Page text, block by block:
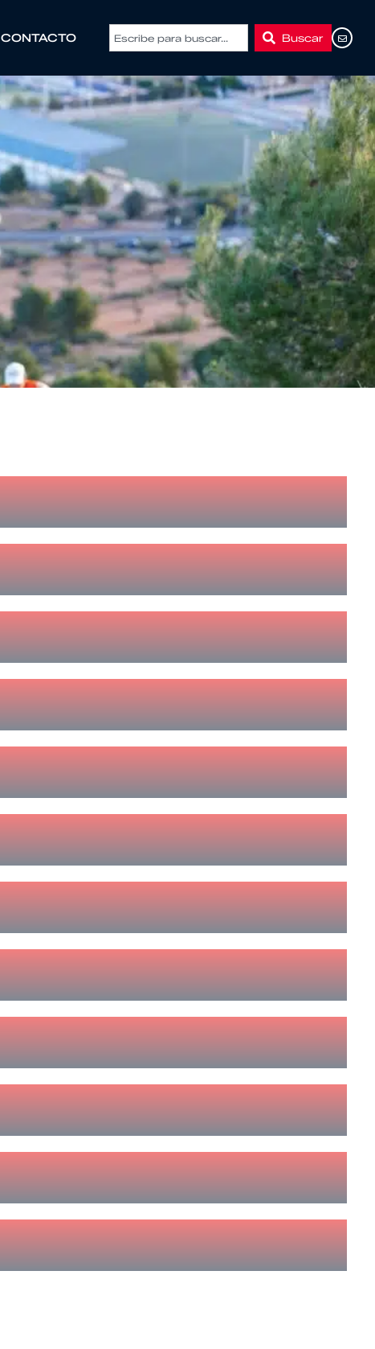
CONTACTO Buscar